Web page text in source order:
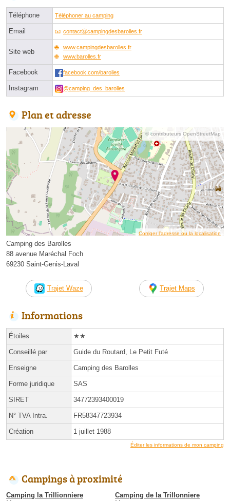
Téléphone Téléphoner au camping
Email contactⓐcampingdesbarolles.fr
Site web
www.campingdesbarolles.fr
www.barolles.fr
Facebook facebook.com/barolles
Instagram @camping_des_barolles
Plan et adresse
© contributeurs OpenStreetMap
Corriger l’adresse ou la localisation
Camping des Barolles
88 avenue Maréchal Foch
69230 Saint-Genis-Laval
Trajet Waze Trajet Maps
Informations
Étoiles ★★
Conseillé par Guide du Routard, Le Petit Futé
Enseigne Camping des Barolles
Forme juridique SAS
SIRET 34772393400019
N° TVA Intra. FR58347723934
Création 1 juillet 1988
Éditer les informations de mon camping
Campings à proximité
Camping la Trillionniere
Camping de la Trillonniere